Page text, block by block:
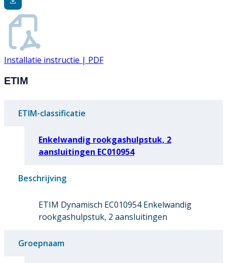
Installatie instructie | PDF
ETIM
ETIM-classificatie
Enkelwandig rookgashulpstuk, 2
aansluitingen EC010954
Beschrijving
ETIM Dynamisch EC010954 Enkelwandig
rookgashulpstuk, 2 aansluitingen
Groepnaam